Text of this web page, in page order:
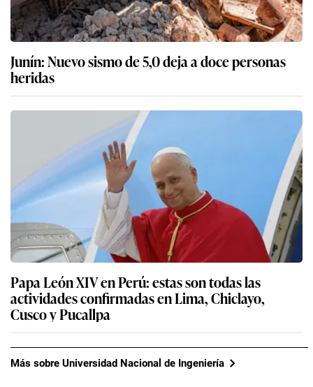
Junín: Nuevo sismo de 5,0 deja a doce personas
heridas
Papa León XIV en Perú: estas son todas las
actividades confirmadas en Lima, Chiclayo,
Cusco y Pucallpa
Más sobre Universidad Nacional de Ingeniería